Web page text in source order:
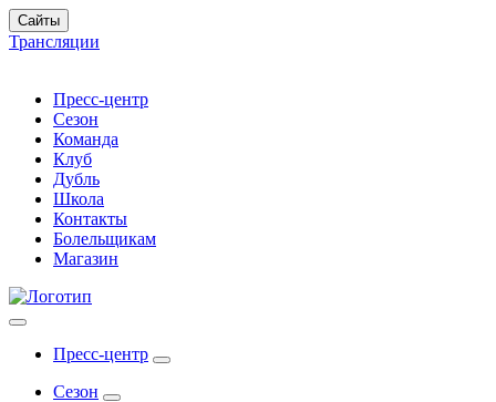
Сайты
Трансляции
Пресс-центр
Сезон
Команда
Клуб
Дубль
Школа
Контакты
Болельщикам
Магазин
Пресс-центр
Сезон